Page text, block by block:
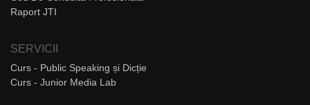
Raport JTI
SERVICII
Curs - Public Speaking și Dicție
Curs - Junior Media Lab